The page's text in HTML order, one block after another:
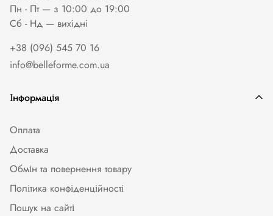
Пн - Пт — з 10:00 до 19:00
Сб - Нд — вихiднi
+38 (096) 545 70 16
info@belleforme.com.ua
Інформація
Оплата
Доставка
Обмін та повернення товару
Політика конфіденційності
Пошук на сайті